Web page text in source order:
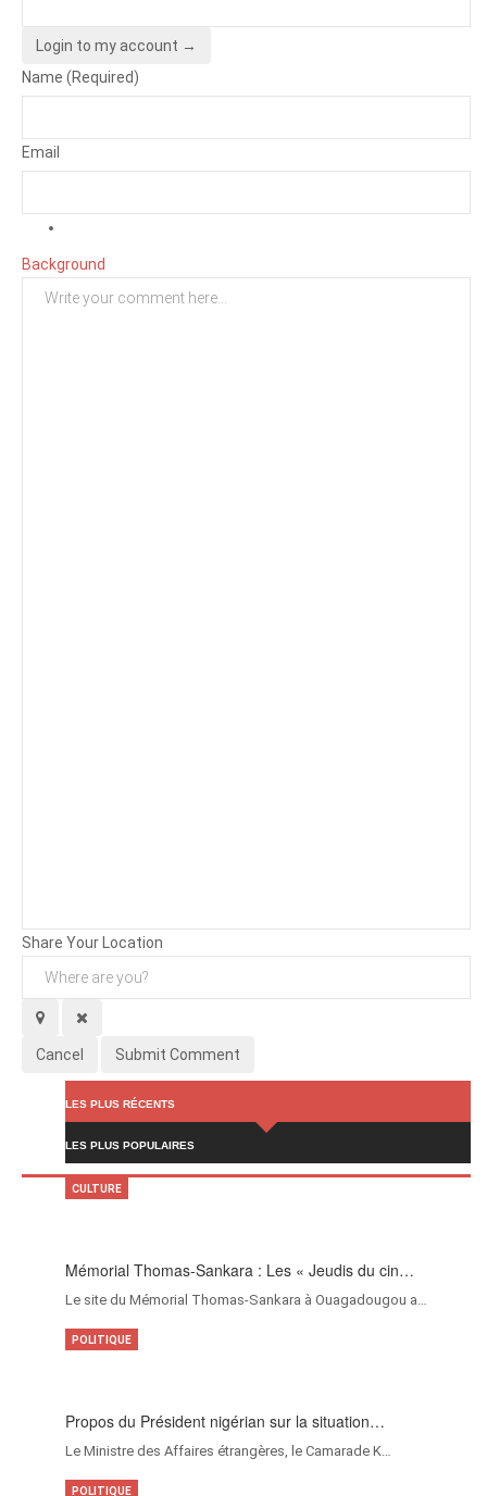
Login to my account →
Name (Required)
Email
Background
Share Your Location
Cancel Submit Comment
LES PLUS RÉCENTS
LES PLUS POPULAIRES
Mémorial Thomas-Sankara : Les « Jeudis du cin…
Le site du Mémorial Thomas-Sankara à Ouagadougou a…
CULTURE
Propos du Président nigérian sur la situation…
Le Ministre des Affaires étrangères, le Camarade K…
POLITIQUE
POLITIQUE